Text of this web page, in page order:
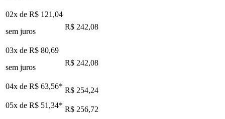
02x de R$ 121,04
sem juros
R$ 242,08
03x de R$ 80,69
sem juros
R$ 242,08
04x de R$ 63,56* R$ 254,24
05x de R$ 51,34* R$ 256,72